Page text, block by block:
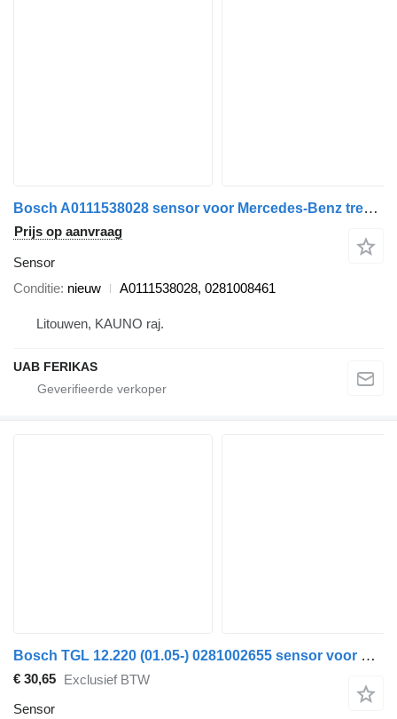
Bosch A0111538028 sensor voor Mercedes-Benz trekker
Prijs op aanvraag
Sensor
Conditie nieuw A0111538028, 0281008461
Litouwen, KAUNO raj.
UAB FERIKAS
Bosch TGL 12.220 (01.05-) 0281002655 sensor voor MAN TGL, TGM, TGS, TGX (2005-2021) trekker
€ 30,65 Exclusief BTW
Sensor